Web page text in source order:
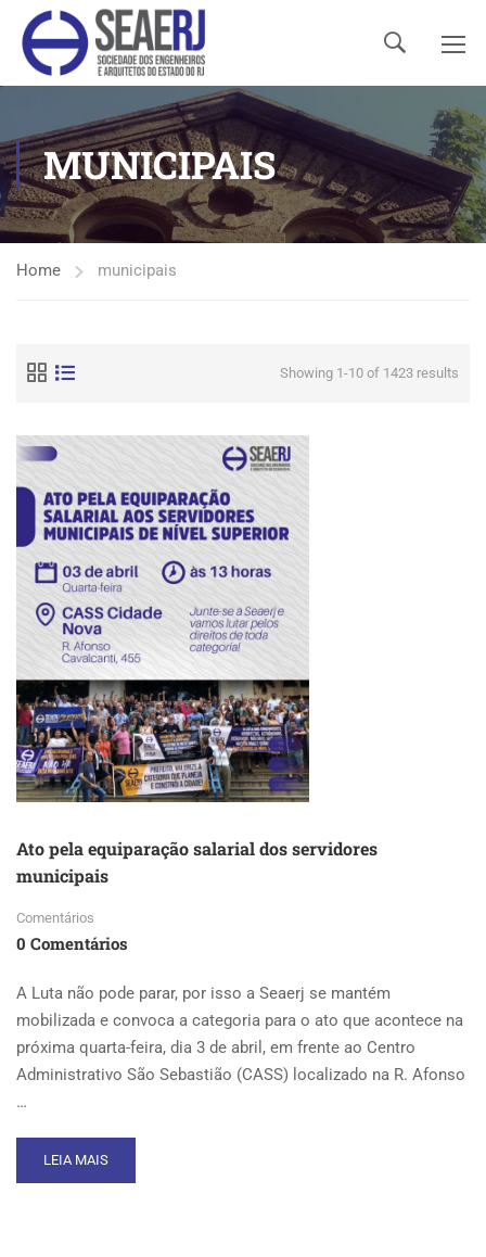
MUNICIPAIS
Home municipais
Showing 1-10 of 1423 results
Ato pela equiparação salarial dos servidores
municipais
Comentários
0 Comentários
A Luta não pode parar, por isso a Seaerj se mantém
mobilizada e convoca a categoria para o ato que acontece na
próxima quarta-feira, dia 3 de abril, em frente ao Centro
Administrativo São Sebastião (CASS) localizado na R. Afonso
…
READ
MORE
LEIA MAIS